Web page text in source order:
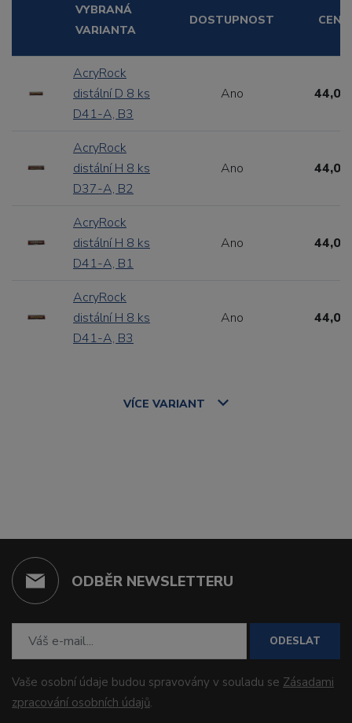
VYBRANÁ
VARIANTA
DOSTUPNOST CENA
AcryRock
distální D 8 ks
D41-A, B3
Ano 44,00
AcryRock
distální H 8 ks
D37-A, B2
Ano 44,00
AcryRock
distální H 8 ks
D41-A, B1
Ano 44,00
AcryRock
distální H 8 ks
D41-A, B3
Ano 44,00
VÍCE VARIANT
ODBĚR NEWSLETTERU
ODESLAT
Vaše osobní údaje budou spravovány v souladu se Zásadami
zpracování osobních údajů.